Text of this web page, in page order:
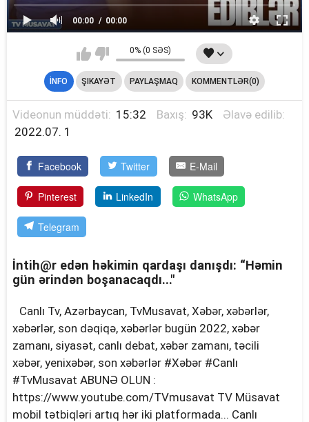
00:00 00:00
0% (0 SƏS)
İNFO ŞIKAYƏT PAYLAŞMAQ KOMMENTLƏR(0)
Videonun müddəti: 15:32 Baxış: 93K
Əlavə edilib:
2022.07. 1
Facebook Twitter E-Mail
Pinterest LinkedIn WhatsApp
Telegram
İntih@r edən həkimin qardaşı danışdı: “Həmin
gün ərindən boşanacaqdı..."
Canlı Tv, Azərbaycan, TvMusavat, Xəbər, xəbərlər,
xəbərlər, son dəqiqə, xəbərlər bugün 2022, xəbər
zamanı, siyasət, canlı debat, xəbər zamanı, təcili
xəbər, yenixəbər, son xəbərlər #Xəbər #Canlı
#TvMusavat ABUNƏ OLUN :
https://www.youtube.com/TVmusavat TV Müsavat
mobil tətbiqləri artıq hər iki platformada... Canlı